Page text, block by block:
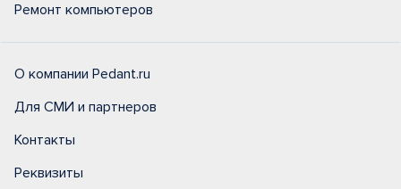
Ремонт компьютеров
О компании Pedant.ru
Для СМИ и партнеров
Контакты
Реквизиты